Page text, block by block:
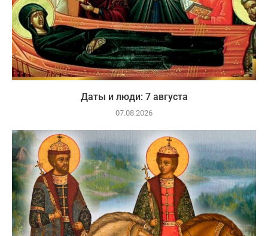
Даты и люди: 7 августа
07.08.2026